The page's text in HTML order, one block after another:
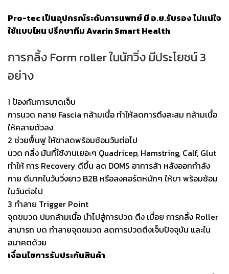
Pro-tec เป็นอุปกรณ์ระดับการแพทย์ มี อ.ย.รับรอง ไม่แน่ใจ
ใช้แบบไหน ปรึกษาทีม Avarin Smart Health
การกลิ้ง Form roller ในนักวิ่ง มีประโยชน์ 3
อย่าง
1 ป้องกันการบาดเจ็บ
การนวด คลาย Fascia กล้ามเนื้อ ทำให้ลดการตึงสะสม กล้ามเนื้อ
ให้คลายตัวลง
2 ช่วยฟื้นฟู ให้ขาสดพร้อมซ้อมวันต่อไป
นวด กลิ้ง มันที่ใช้งานเยอะๆ Quadricep, Hamstring, Calf, Glut
ทำให้ การ Recovery ดีขึ้น ลด DOMS อาการล้า หลังออกกำลัง
กาย ดีมากในวันวิ่งยาว B2B หรือลงคอร์ตหนักๆ ให้ขา พร้อมซ้อม
ในวันต่อไป
3 ทำลาย Trigger Point
จุดขมวด ปมกล้ามเนื้อ นำไปสู่การปวด ตึง เมื่อย การกลิ้ง Roller
สามารถ บด ทำลายจุดขมวด ลดการปวดตึงเจ็บปัจจุบัน และใน
อนาคตด้วย
เงื่อนไขการรับประกันสินค้า